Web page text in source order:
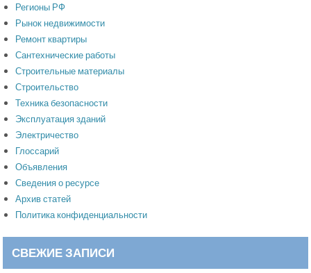
Регионы РФ
Рынок недвижимости
Ремонт квартиры
Сантехнические работы
Строительные материалы
Строительство
Техника безопасности
Эксплуатация зданий
Электричество
Глоссарий
Объявления
Сведения о ресурсе
Архив статей
Политика конфиденциальности
СВЕЖИЕ ЗАПИСИ